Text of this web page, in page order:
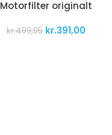
Motorfilter originalt
kr.499,95 kr.391,00